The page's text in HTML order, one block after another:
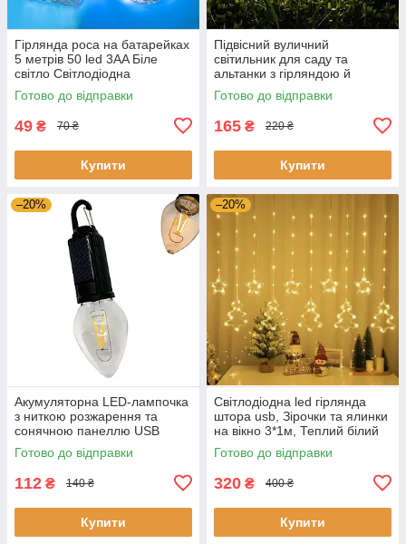
Гірлянда роса на батарейках
5 метрів 50 led 3AA Біле
світло Світлодіодна
декоративна світлодіодна
гірлянда нитка на батарейці
Готово до відправки
49 ₴ 70 ₴
Купити
Підвісний вуличний
світильник для саду та
альтанки з гірляндою й
автосвітлом на сонячній
батареї
Готово до відправки
165 ₴ 220 ₴
Купити
–20%
Акумуляторна LED-лампочка
з ниткою розжарення та
сонячною панеллю USB
Type-C, ретро-світло,
гірлянда-лампочка
Готово до відправки
112 ₴ 140 ₴
Купити
–20%
Світлодіодна led гірлянда
штора usb, Зірочки та ялинки
на вікно 3*1м, Теплий білий
колір, Фігурні гірлянди
Готово до відправки
320 ₴ 400 ₴
Купити